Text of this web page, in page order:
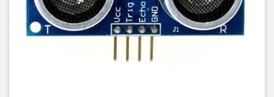
– Độ chính xác: 3mm